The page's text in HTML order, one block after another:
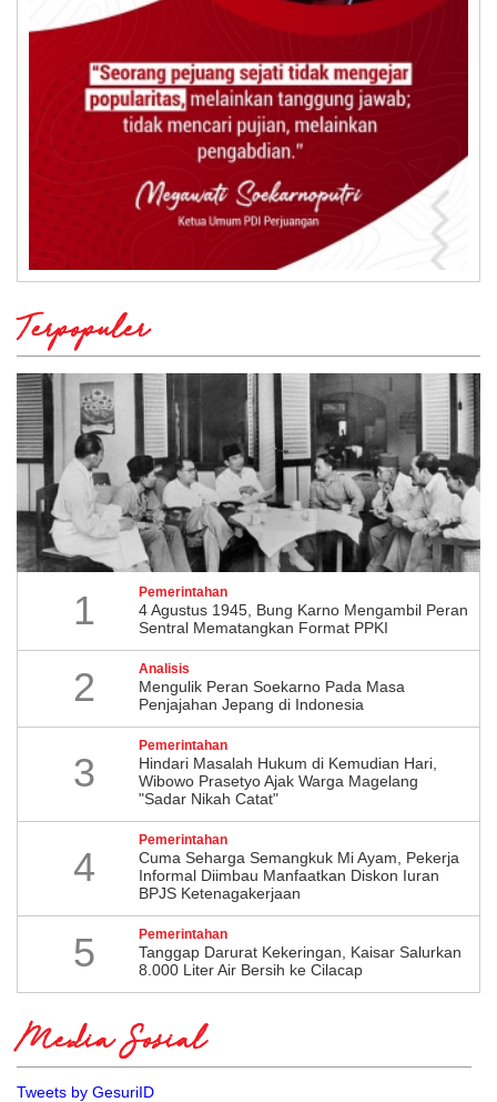
Terpopuler
1 Pemerintahan
4 Agustus 1945, Bung Karno Mengambil Peran
Sentral Mematangkan Format PPKI
2 Analisis
Mengulik Peran Soekarno Pada Masa
Penjajahan Jepang di Indonesia
3
Pemerintahan
Hindari Masalah Hukum di Kemudian Hari,
Wibowo Prasetyo Ajak Warga Magelang
"Sadar Nikah Catat"
4
Pemerintahan
Cuma Seharga Semangkuk Mi Ayam, Pekerja
Informal Diimbau Manfaatkan Diskon Iuran
BPJS Ketenagakerjaan
5 Pemerintahan
Tanggap Darurat Kekeringan, Kaisar Salurkan
8.000 Liter Air Bersih ke Cilacap
Media Sosial
Tweets by GesuriID